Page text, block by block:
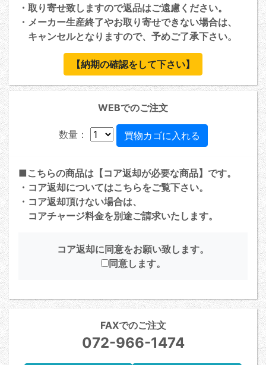
・取り寄せ致しますので返品はご遠慮ください。
・メーカー生産終了やお取り寄せできない場合は、
キャンセルとなりますので、予めご了承下さい。
【納期の確認をして下さい】
WEBでのご注文
数量：
■こちらの商品は【コア返却が必要な商品】です。
・コア返却についてはこちらをご覧下さい。
・コア返却頂けない場合は、
コアチャージ料金を別途ご請求いたします。
コア返却に同意をお願い致します。
同意します。
FAXでのご注文
072-966-1474